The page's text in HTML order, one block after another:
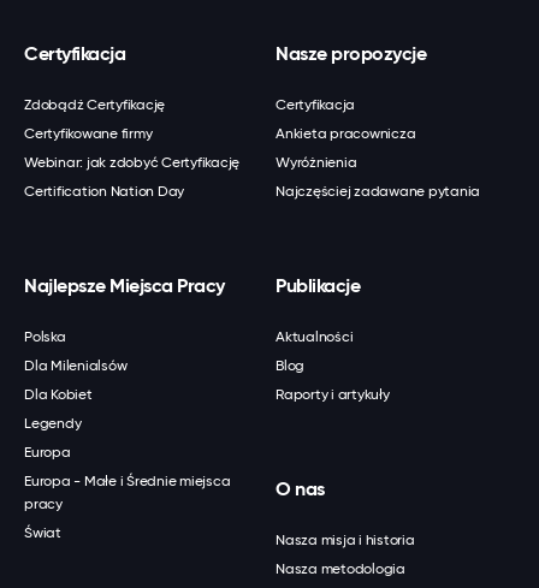
Certyfikacja
Zdobądź Certyfikację
Certyfikowane firmy
Webinar: jak zdobyć Certyfikację
Certification Nation Day
Nasze propozycje
Certyfikacja
Ankieta pracownicza
Wyróżnienia
Najczęściej zadawane pytania
Najlepsze Miejsca Pracy
Polska
Dla Milenialsów
Dla Kobiet
Legendy
Europa
Europa - Małe i Średnie miejsca
pracy
Świat
Publikacje
Aktualności
Blog
Raporty i artykuły
O nas
Nasza misja i historia
Nasza metodologia